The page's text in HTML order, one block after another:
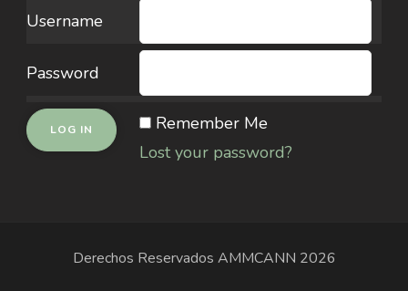
Username
Password
Remember Me
Lost your password?
Derechos Reservados AMMCANN 2026